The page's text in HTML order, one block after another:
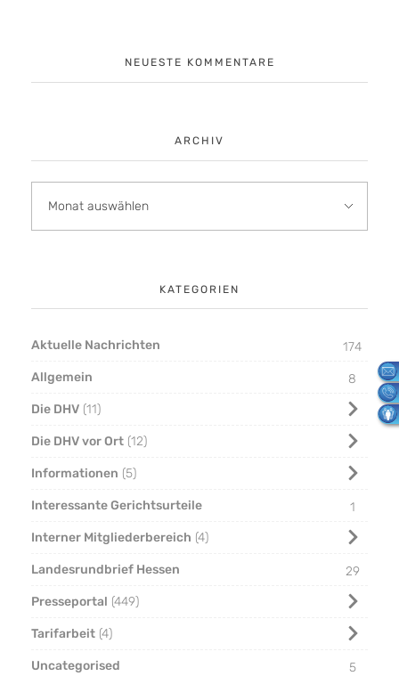
NEUESTE KOMMENTARE
ARCHIV
KATEGORIEN
Aktuelle Nachrichten
174
Allgemein
8
Die DHV 11
Die DHV vor Ort 12
Informationen 5
Interessante Gerichtsurteile
1
Interner Mitgliederbereich 4
Landesrundbrief Hessen
29
Presseportal 449
Tarifarbeit 4
Uncategorised
5